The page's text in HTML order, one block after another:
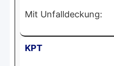
Mit Unfalldeckung:
KPT